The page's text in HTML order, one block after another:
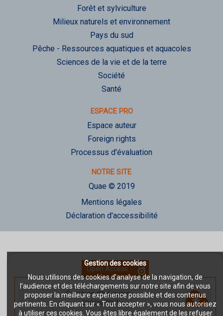
Gestion des cookies
Nous utilisons des cookies d’analyse de la navigation, de
l’audience et des téléchargements sur notre site afin de vous
proposer la meilleure expérience possible et des contenus
pertinents. En cliquant sur « Tout accepter », vous nous autorisez
à utiliser ces cookies. Vous êtes libre également de les refuser
Open Access
Carrières d'halieutes-
EBOOK [PDF]
Forêt et sylviculture
Milieux naturels et environnement
Pays du sud
Pêche - Ressources aquatiques et aquacoles
Sciences de la vie et de la terre
Société
Santé
ESPACE PRO
Espace auteur
Foreign rights
Processus d'évaluation
NOTRE SITE
Quae © 2019
Mentions légales
Déclaration d'accessibilité